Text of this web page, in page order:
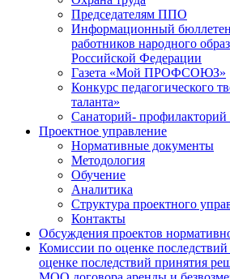
Председателям ППО
Информационный
работников народного
Российской Федерации
Газета «Мой ПРОФСОЮЗ»
Конкурс педагогического
таланта»
Санаторий-
Проектное управление
Нормативные документы
Методология
Обучение
Аналитика
Структура проектного
Контакты
Обсуждения проектов
Комиссии по оценке
оценке последствий принятия